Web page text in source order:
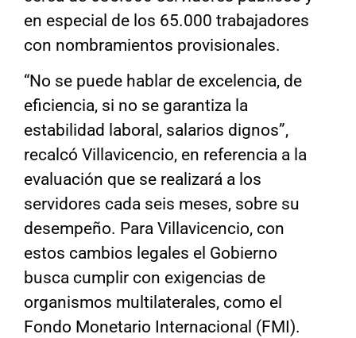
en especial de los 65.000 trabajadores
con nombramientos provisionales.
“No se puede hablar de excelencia, de
eficiencia, si no se garantiza la
estabilidad laboral, salarios dignos”,
recalcó Villavicencio, en referencia a la
evaluación que se realizará a los
servidores cada seis meses, sobre su
desempeño. Para Villavicencio, con
estos cambios legales el Gobierno
busca cumplir con exigencias de
organismos multilaterales, como el
Fondo Monetario Internacional (FMI).